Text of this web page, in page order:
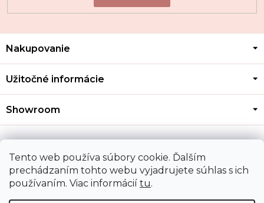
Tento web používa súbory cookie. Ďalším
prechádzaním tohto webu vyjadrujete súhlas s ich
používaním. Viac informácií tu.
Z
p
t
Nakupovanie
Užitočné informácie
Showroom
Kontakt